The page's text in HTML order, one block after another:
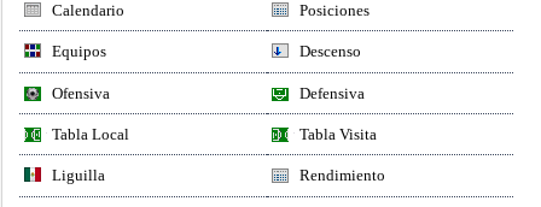
Calendario Posiciones
Equipos Descenso
Ofensiva Defensiva
Tabla Local Tabla Visita
Liguilla Rendimiento